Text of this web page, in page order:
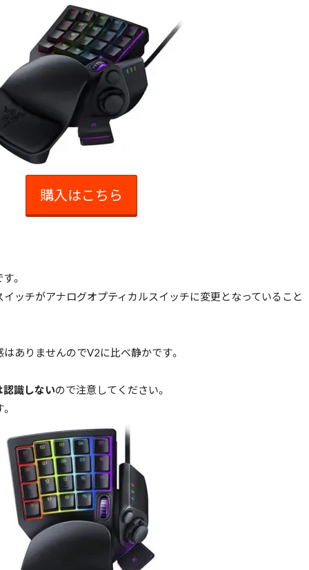
購入はこちら
。
イッチがアナログオプティカルスイッチに変更となっていること
ありませんのでV2に比べ静かです。
識しないので注意してください。